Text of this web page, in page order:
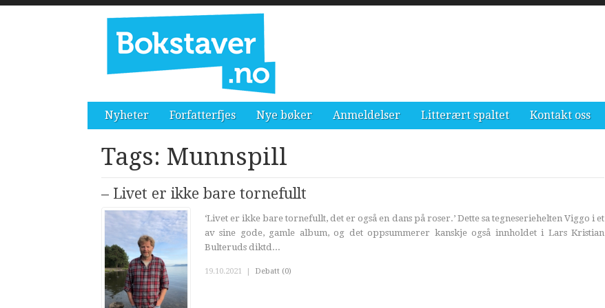
Nyheter Forfatterfjes Nye bøker Anmeldelser Litterært spaltet Kontakt oss
Tags: Munnspill
– Livet er ikke bare tornefullt
‘Livet er ikke bare tornefullt, det er også en dans på roser.’ Dette sa tegneseriehelten Viggo i et
av sine gode, gamle album, og det oppsummerer kanskje også innholdet i Lars Kristian
Bulteruds diktd...
19.10.2021 | Debatt (0)